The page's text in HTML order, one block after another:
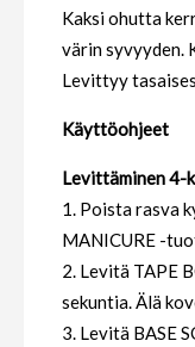
Kaksi ohutta
värin syvyyden.
Levittyy
Käyttöohjeet
Levittäminen 4-
1. Poista rasva
MANICURE -
2. Levitä TAPE
sekuntia. Älä
3. Levitä BASE